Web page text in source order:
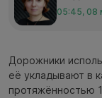
05:45, 08
Дорожники
её укладывают в
протяжённостью